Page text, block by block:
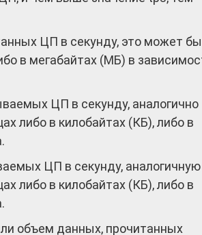
ЦП в секунду, это может
в мегабайтах (МБ) в
ЦП в секунду, аналогично
либо в килобайтах (КБ), либо в
ЦП в секунду, аналогичную
либо в килобайтах (КБ), либо в
объем данных, прочитанных